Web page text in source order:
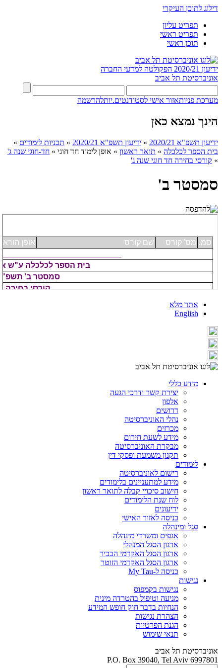
דילוג לתוכן העיקרי
תפריט עליון
תפריט ראשי
תוכן ראשי
ידיעון 2020/21
הפקולטה למדעי החברה
אוניברסיטת תל אביב
מערכת פניותאזור אישי לסטודנטים.יותלהרשמה
הינך נמצא כאן
ידיעון תשפ"א 2020/21 » ידיעון תשפ"א 2020/21 » תכניות לימודים »
בית הספר לכלכלה » תואר ראשון » אופן לימוד חד חוגי » חד-חוגי שנה ג'
» קורסי בחירה חד חוגי שנה ג'
סמסטר ב'
אתר מלא
English
מידע כללי
יצירת קשר ודרכי הגעה
אלפון
דרושים
נהלי האוניברסיטה
מכרזים
מידע לשעת חירום
מבקרת האוניברסיטה
תקנון משמעת ופסקי דין
לימודים
רישום לאוניברסיטה
מידע למתעניינים בלימודים
חישוב סיכויי קבלה לתואר ראשון
לוח שנת הלימודים
ידיעונים
כניסה לאזור האישי
סגל ומינהלה
אגפים ומשרדי מינהלה
ארגון הסגל המנהלי
ארגון הסגל האקדמי הבכיר
ארגון הסגל האקדמי הזוטר
כניסה ל-My Tau
נגישות
נגישות בקמפוס
מניעה וטיפול בהטרדה מינית
הנחיות בדבר חוק חופש המידע
הצהרת נגישות
הגנת הפרטיות
תנאי שימוש
אוניברסיטת תל אביב
P.O. Box 39040, Tel Aviv 6997801